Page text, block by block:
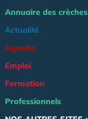
Annuaire des crèches
Actualité
Agenda
Emploi
Formation
Professionnels